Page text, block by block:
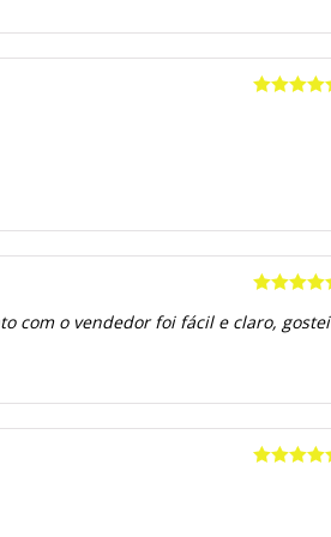
de 5
com o vendedor foi fácil e claro, gostei